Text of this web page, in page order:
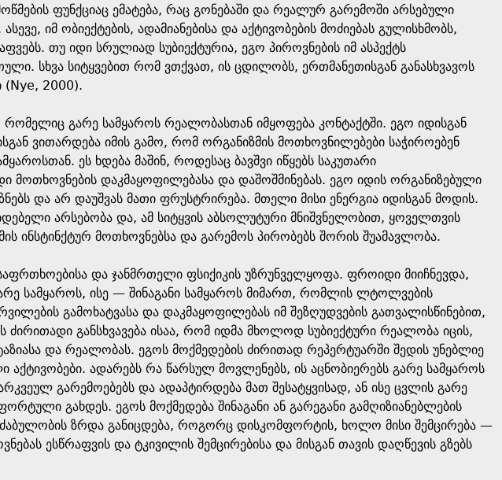
ფუნქციაც ემატება, რაც გონებაში და რეალურ გარემოში არსებული
იმ ობიექტების, ადამიანებისა და აქტივობების მოძიებას გულისხმობს,
თუ იდი სრულიად სუბიექტურია, ეგო პიროვნების იმ ასპექტს
სხვა სიტყვებით რომ ვთქვათ, ის ცდილობს, ერთმანეთისგან განასხვავოს
(Nye, 2000).
გარე სამყაროს რეალობასთან იმყოფება კონტაქტში. ეგო იდისგან
ვითარდება იმის გამო, რომ ორგანიზმის მოთხოვნილებები საჭიროებენ
ეს ხდება მაშინ, როდესაც ბავშვი იწყებს საკუთარი
მოთხოვნების დაკმაყოფილებასა და დაშოშმინებას. ეგო იდის ორგანიზებული
და არ დაუშვას მათი ფრუსტრირება. მთელი მისი ენერგია იდისგან მოდის.
არსებობა და, ამ სიტყვის აბსოლუტური მნიშვნელობით, ყოველთვის
ინსტინქტურ მოთხოვნებსა და გარემოს პირობებს შორის შუამავლობა.
და ჯანმრთელი ფსიქიკის უზრუნველყოფა. ფროიდი მიიჩნევდა,
სამყაროს, ისე — შინაგანი სამყაროს მიმართ, რომლის ლტოლვების
გამოხატვასა და დაკმაყოფილებას იმ შეზღუდვების გათვალისწინებით,
განსხვავება ისაა, რომ იდმა მხოლოდ სუბიექტური რეალობა იცის,
და რეალობას. ეგოს მოქმედების ძირითად რეპერტუარში შედის უნებლიე
ადარებს რა წარსულ მოვლენებს, ის აცნობიერებს გარე სამყაროს
გარემოებებს და ადაპტირდება მათ შესატყვისად, ან ისე ცვლის გარე
გახდეს. ეგოს მოქმედება შინაგანი ან გარეგანი გამღიზიანებლების
ზრდა განიცდება, როგორც დისკომფორტის, ხოლო მისი შემცირება —
ესწრაფვის და ტკივილის შემცირებისა და მისგან თავის დაღწევის გზებს